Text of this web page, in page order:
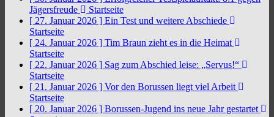
Jägersfreude
Startseite
[ 27. Januar 2026 ] Ein Test und weitere Abschiede
Startseite
[ 24. Januar 2026 ] Tim Braun zieht es in die Heimat
Startseite
[ 22. Januar 2026 ] Sag zum Abschied leise: „Servus!“
Startseite
[ 21. Januar 2026 ] Vor den Borussen liegt viel Arbeit
Startseite
[ 20. Januar 2026 ] Borussen-Jugend ins neue Jahr gestartet